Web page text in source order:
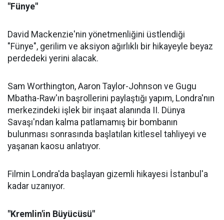
"Fünye"
David Mackenzie'nin yönetmenliğini üstlendiği
"Fünye", gerilim ve aksiyon ağırlıklı bir hikayeyle beyaz
perdedeki yerini alacak.
Sam Worthington, Aaron Taylor-Johnson ve Gugu
Mbatha-Raw'ın başrollerini paylaştığı yapım, Londra'nın
merkezindeki işlek bir inşaat alanında II. Dünya
Savaşı'ndan kalma patlamamış bir bombanın
bulunması sonrasında başlatılan kitlesel tahliyeyi ve
yaşanan kaosu anlatıyor.
Filmin Londra'da başlayan gizemli hikayesi İstanbul'a
kadar uzanıyor.
"Kremlin'in Büyücüsü"